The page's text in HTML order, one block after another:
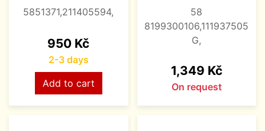
5851371,211405594,
Price
950 Kč
2-3 days
Add to cart
58
8199300106,111937505
G,
Price
1,349 Kč
On request